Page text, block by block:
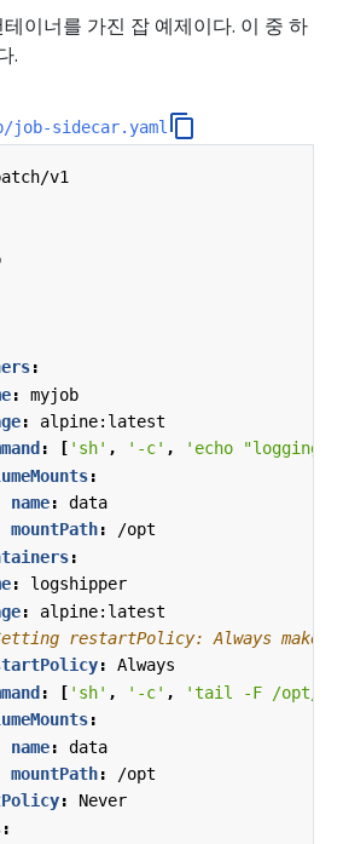
이너를 가진 잡 예제이다. 이 중 하
.
job-sidecar.yaml
v1
:
:
myjob
:
alpine:latest
: [ 'sh' , '-c' ,
'echo
:
name:
data
mountPath:
/opt
:
:
logshipper
:
alpine:latest
restartPolicy: Always
:
Always
: [ 'sh' , '-c' ,
'tail -F /opt/
:
name:
data
mountPath:
/opt
:
Never
: